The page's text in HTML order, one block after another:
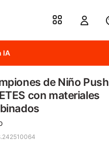
IA
de Niño Push
con materiales